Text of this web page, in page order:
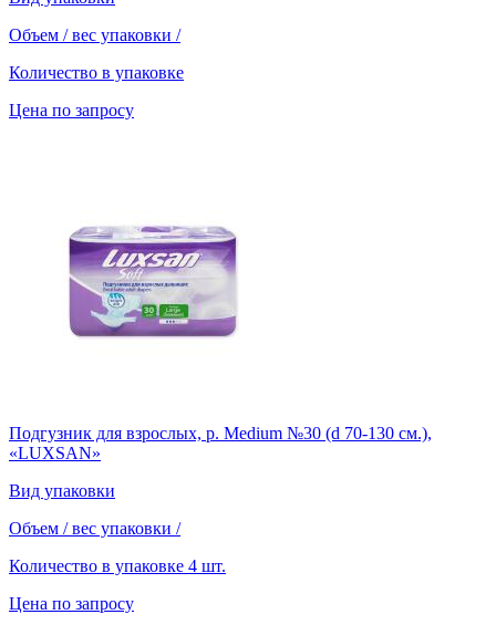
Объем / вес упаковки /
Количество в упаковке
Цена по запросу
Подгузник для взрослых, р. Medium №30 (d 70-130 см.),
«LUXSAN»
Вид упаковки
Объем / вес упаковки /
Количество в упаковке 4 шт.
Цена по запросу